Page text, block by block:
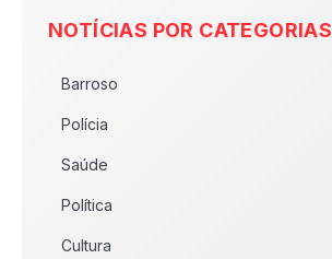
NOTÍCIAS POR CATEGORIAS
Barroso
Polícia
Saúde
Política
Cultura